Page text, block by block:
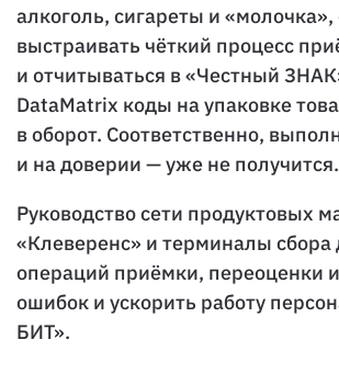
алкоголь, сигареты и
выстраивать чёткий процесс
и отчитываться в «Честный
DataMatrix коды на упаковке
в оборот. Соответственно,
и на доверии — уже не получится.
Руководство сети продуктовых
«Клеверенс» и терминалы
операций приёмки, переоценки
ошибок и ускорить работу
БИТ».